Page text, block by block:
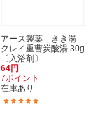
アース製薬 きき湯
クレイ重曹炭酸湯 30g
〔入浴剤〕
64円
7ポイント
在庫あり